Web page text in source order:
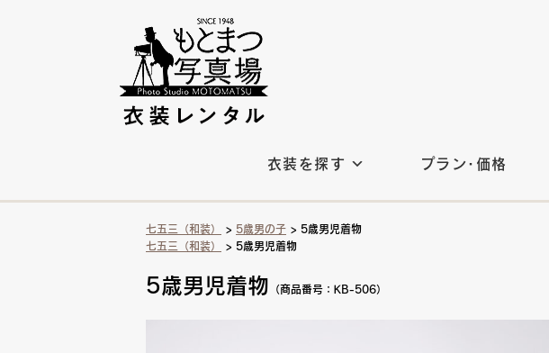
衣装を探す プラン・価格
七五三（和装） > 5歳男の子 > 5歳男児着物
七五三（和装）
> 5歳男児着物
5歳男児着物 （商品番号：KB-506）